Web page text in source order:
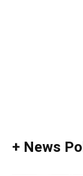
+ News